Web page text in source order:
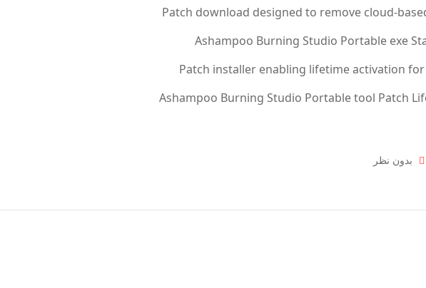
Patch download designed to remove cloud-
Ashampoo Burning Studio Portable exe
Patch installer enabling lifetime activation
Ashampoo Burning Studio Portable tool Patch
بدون نظر